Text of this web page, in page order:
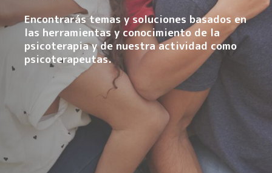
Encontrarás temas y soluciones basados en
las herramientas y conocimiento de la
psicoterapia y de nuestra actividad como
psicoterapeutas.